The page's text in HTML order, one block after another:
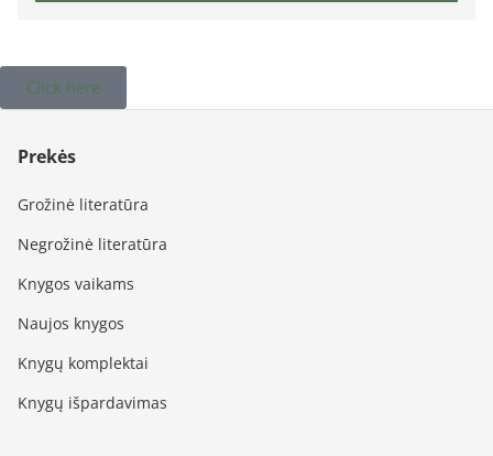
Click here
Prekės
Grožinė literatūra
Negrožinė literatūra
Knygos vaikams
Naujos knygos
Knygų komplektai
Knygų išpardavimas